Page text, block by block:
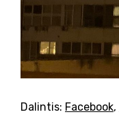
Dalintis: Facebook,